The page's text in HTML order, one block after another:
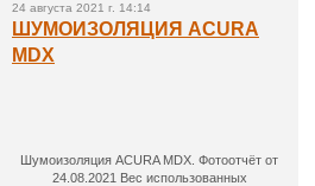
24 августа 2021 г. 14:14
ШУМОИЗОЛЯЦИЯ ACURA
MDX
Шумоизоляция ACURA MDX. Фотоотчёт от
24.08.2021 Вес использованных